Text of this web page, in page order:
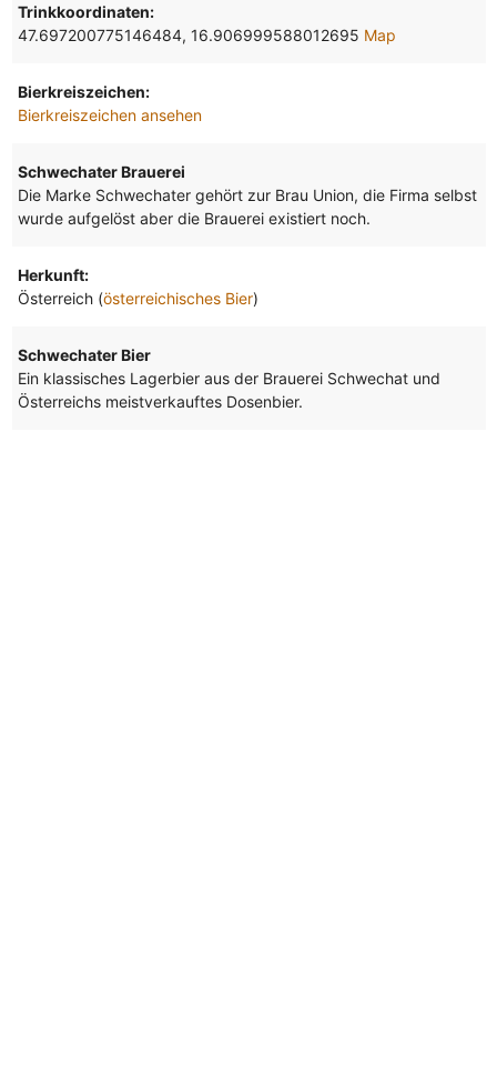
Trinkkoordinaten:
47.697200775146484, 16.906999588012695 Map
Bierkreiszeichen:
Bierkreiszeichen ansehen
Schwechater Brauerei
Die Marke Schwechater gehört zur Brau Union, die Firma selbst
wurde aufgelöst aber die Brauerei existiert noch.
Herkunft:
Österreich (österreichisches Bier)
Schwechater Bier
Ein klassisches Lagerbier aus der Brauerei Schwechat und
Österreichs meistverkauftes Dosenbier.